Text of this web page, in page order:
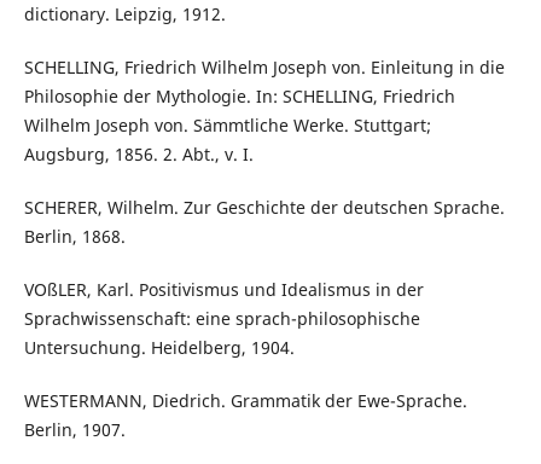
dictionary. Leipzig, 1912.
SCHELLING, Friedrich Wilhelm Joseph von. Einleitung in die
Philosophie der Mythologie. In: SCHELLING, Friedrich
Wilhelm Joseph von. Sämmtliche Werke. Stuttgart;
Augsburg, 1856. 2. Abt., v. I.
SCHERER, Wilhelm. Zur Geschichte der deutschen Sprache.
Berlin, 1868.
VOßLER, Karl. Positivismus und Idealismus in der
Sprachwissenschaft: eine sprach-philosophische
Untersuchung. Heidelberg, 1904.
WESTERMANN, Diedrich. Grammatik der Ewe-Sprache.
Berlin, 1907.